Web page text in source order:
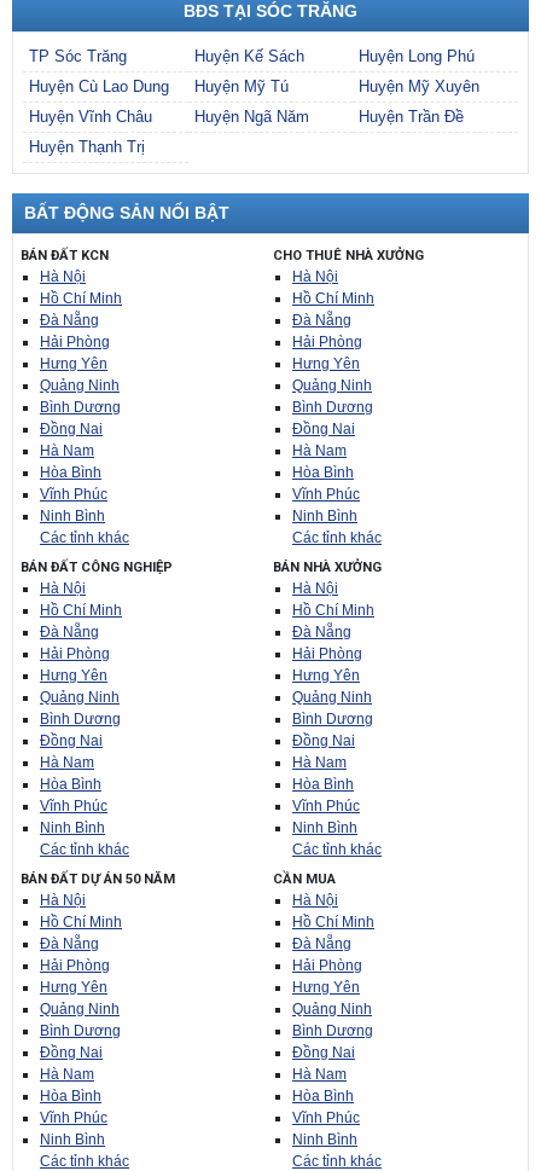
BĐS TẠI SÓC TRĂNG
TP Sóc Trăng Huyện Kế Sách
Huyện Long Phú
Huyện Cù Lao Dung
Huyện Mỹ Tú
Huyện Mỹ Xuyên
Huyện Vĩnh Châu
Huyện Ngã Năm
Huyện Trần Đề
Huyện Thạnh Trị
BẤT ĐỘNG SẢN NỔI BẬT
BÁN ĐẤT KCN
Hà Nội
Hồ Chí Minh
Đà Nẵng
Hải Phòng
Hưng Yên
Quảng Ninh
Bình Dương
Đồng Nai
Hà Nam
Hòa Bình
Vĩnh Phúc
Ninh Bình
Các tỉnh khác
CHO THUÊ NHÀ XƯỞNG
Hà Nội
Hồ Chí Minh
Đà Nẵng
Hải Phòng
Hưng Yên
Quảng Ninh
Bình Dương
Đồng Nai
Hà Nam
Hòa Bình
Vĩnh Phúc
Ninh Bình
Các tỉnh khác
BÁN ĐẤT CÔNG NGHIỆP
Hà Nội
Hồ Chí Minh
Đà Nẵng
Hải Phòng
Hưng Yên
Quảng Ninh
Bình Dương
Đồng Nai
Hà Nam
Hòa Bình
Vĩnh Phúc
Ninh Bình
Các tỉnh khác
BÁN NHÀ XƯỞNG
Hà Nội
Hồ Chí Minh
Đà Nẵng
Hải Phòng
Hưng Yên
Quảng Ninh
Bình Dương
Đồng Nai
Hà Nam
Hòa Bình
Vĩnh Phúc
Ninh Bình
Các tỉnh khác
BÁN ĐẤT DỰ ÁN 50 NĂM
Hà Nội
Hồ Chí Minh
Đà Nẵng
Hải Phòng
Hưng Yên
Quảng Ninh
Bình Dương
Đồng Nai
Hà Nam
Hòa Bình
Vĩnh Phúc
Ninh Bình
Các tỉnh khác
CẦN MUA
Hà Nội
Hồ Chí Minh
Đà Nẵng
Hải Phòng
Hưng Yên
Quảng Ninh
Bình Dương
Đồng Nai
Hà Nam
Hòa Bình
Vĩnh Phúc
Ninh Bình
Các tỉnh khác